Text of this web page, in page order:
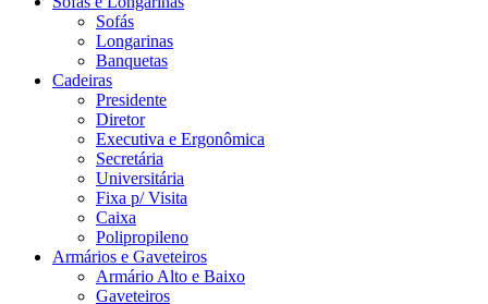
Sofás
Longarinas
Banquetas
Cadeiras
Presidente
Diretor
Executiva e Ergonômica
Secretária
Universitária
Fixa p/ Visita
Caixa
Polipropileno
Armários e Gaveteiros
Armário Alto e Baixo
Gaveteiros